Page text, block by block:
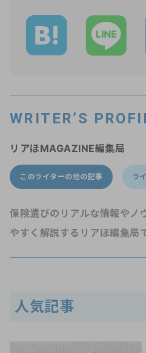
WRITER’S
リアほMAGAZINE編集局
このライターの他の記事 ラ
保険選びのリアルな情報やノ
やすく解説するリアほ編集局で
人気記事